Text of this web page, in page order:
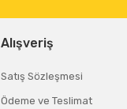
Alışveriş
Satış Sözleşmesi
Ödeme ve Teslimat